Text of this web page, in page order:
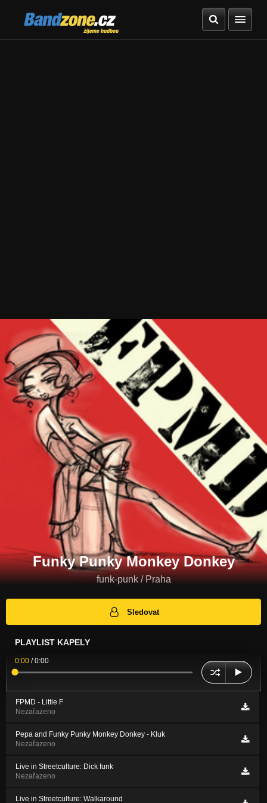
Bandzone.cz
žijeme hudbou
Funky Punky Monkey Donkey
funk-punk / Praha
Sledovat
PLAYLIST KAPELY
0:00 /0:00
FPMD - Little F
Nezařazeno
Pepa and Funky Punky Monkey Donkey - Kluk
Nezařazeno
Live in Streetculture: Dick funk
Nezařazeno
Live in Streetculture: Walkaround